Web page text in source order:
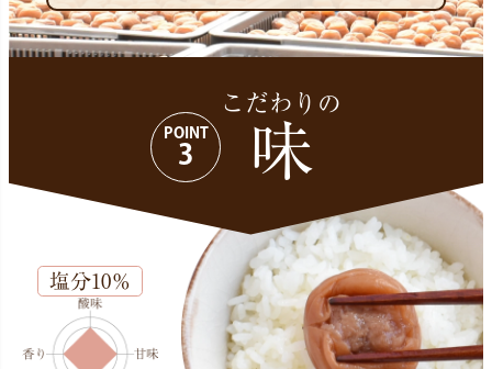
POINT
3
こだわりの
味
塩分10％